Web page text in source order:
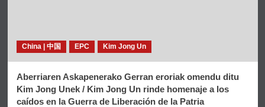
China | 中国 EPC Kim Jong Un
Aberriaren Askapenerako Gerran eroriak omendu ditu
Kim Jong Unek / Kim Jong Un rinde homenaje a los
caídos en la Guerra de Liberación de la Patria